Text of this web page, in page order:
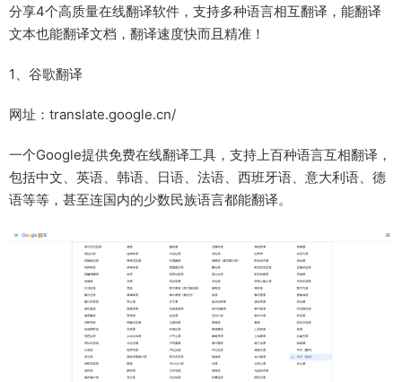
分享4个高质量在线翻译软件，支持多种语言相互翻译，能翻译
文本也能翻译文档，翻译速度快而且精准！
1、谷歌翻译
网址：translate.google.cn/
一个Google提供免费在线翻译工具，支持上百种语言互相翻译，
包括中文、英语、韩语、日语、法语、西班牙语、意大利语、德
语等等，甚至连国内的少数民族语言都能翻译。